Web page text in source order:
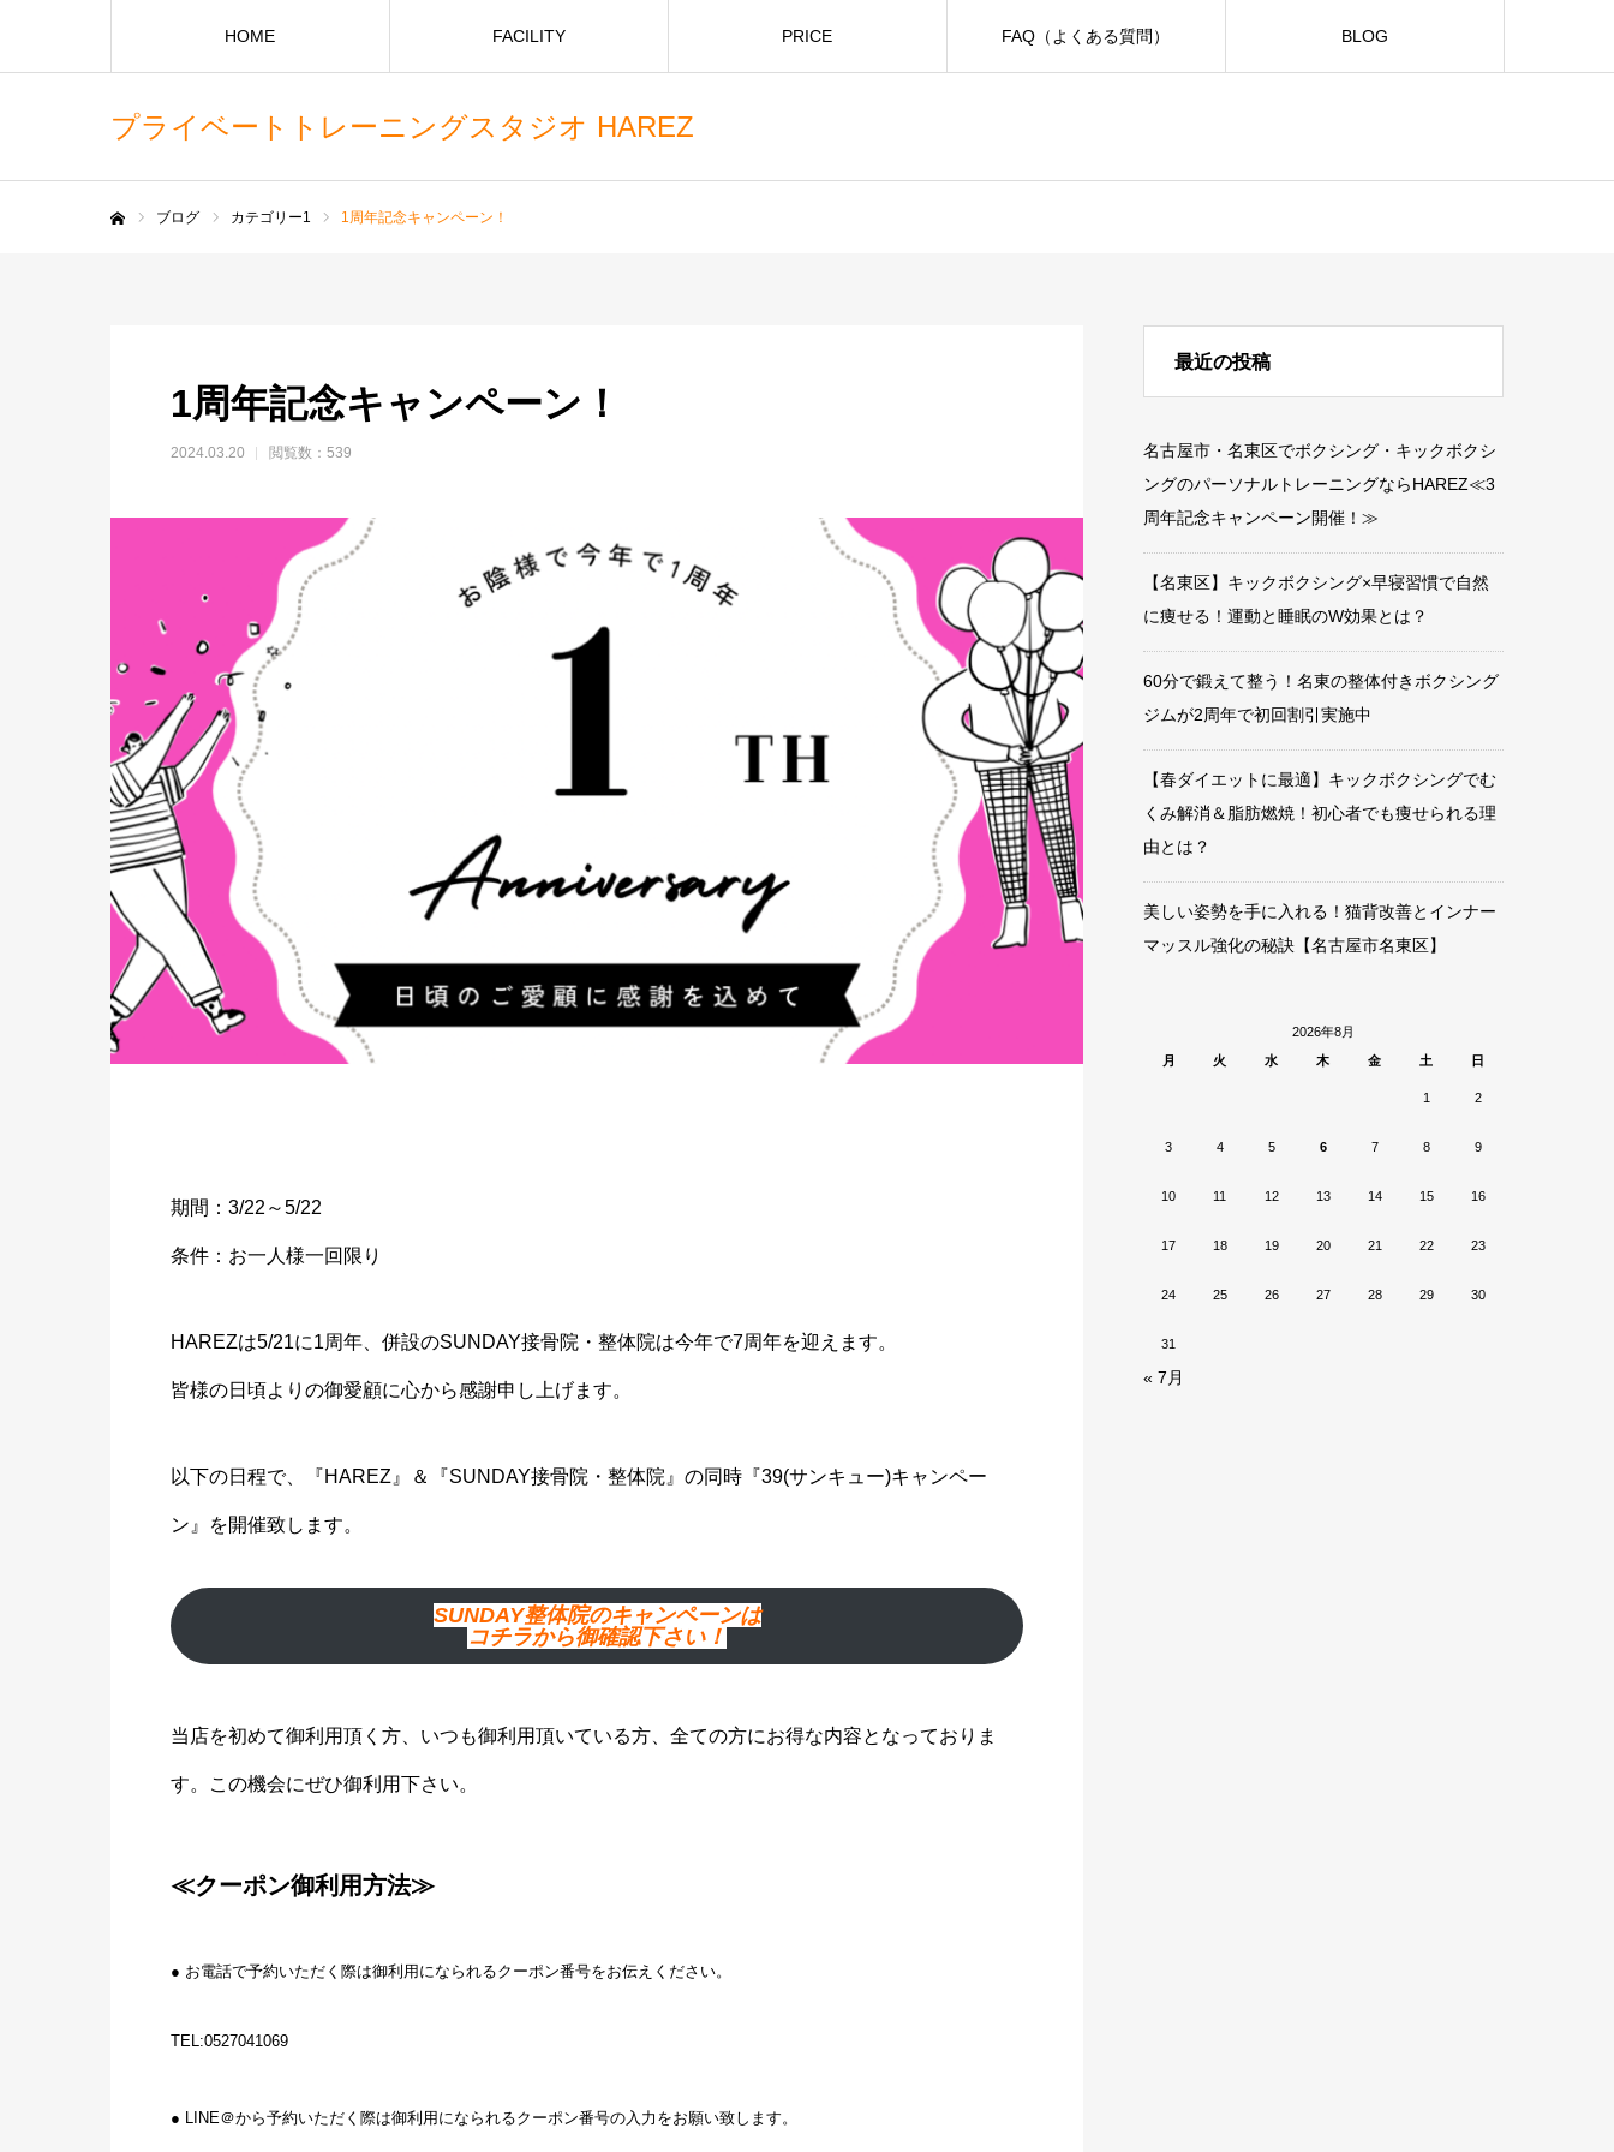
プライベートトレーニングスタジオ HAREZ
HOME FACILITY PRICE FAQ（よくある質問） BLOG
ブログ カテゴリー1 1周年記念キャンペーン！
1周年記念キャンペーン！
2024.03.20 閲覧数：539
期間：3/22～5/22
条件：お一人様一回限り
HAREZは5/21に1周年、併設のSUNDAY接骨院・整体院は今年で7周年を迎えます。
皆様の日頃よりの御愛顧に心から感謝申し上げます。
以下の日程で、『HAREZ』＆『SUNDAY接骨院・整体院』の同時『39(サンキュー)キャンペー
ン』を開催致します。
SUNDAY整体院のキャンペーンは
コチラから御確認下さい！
当店を初めて御利用頂く方、いつも御利用頂いている方、全ての方にお得な内容となっておりま
す。この機会にぜひ御利用下さい。
≪クーポン御利用方法≫
● お電話で予約いただく際は御利用になられるクーポン番号をお伝えください。
TEL:0527041069
● LINE＠から予約いただく際は御利用になられるクーポン番号の入力をお願い致します。
最近の投稿
名古屋市・名東区でボクシング・キックボクシ
ングのパーソナルトレーニングならHAREZ≪3
周年記念キャンペーン開催！≫
【名東区】キックボクシング×早寝習慣で自然
に痩せる！運動と睡眠のW効果とは？
60分で鍛えて整う！名東の整体付きボクシング
ジムが2周年で初回割引実施中
【春ダイエットに最適】キックボクシングでむ
くみ解消＆脂肪燃焼！初心者でも痩せられる理
由とは？
美しい姿勢を手に入れる！猫背改善とインナー
マッスル強化の秘訣【名古屋市名東区】
2026年8月
月
火 水 木 金 土 日
1 2
3 4 5 6 7 8 9
10 11 12 13 14 15 16
17 18 19 20 21 22 23
24 25 26 27 28 29 30
31
« 7月